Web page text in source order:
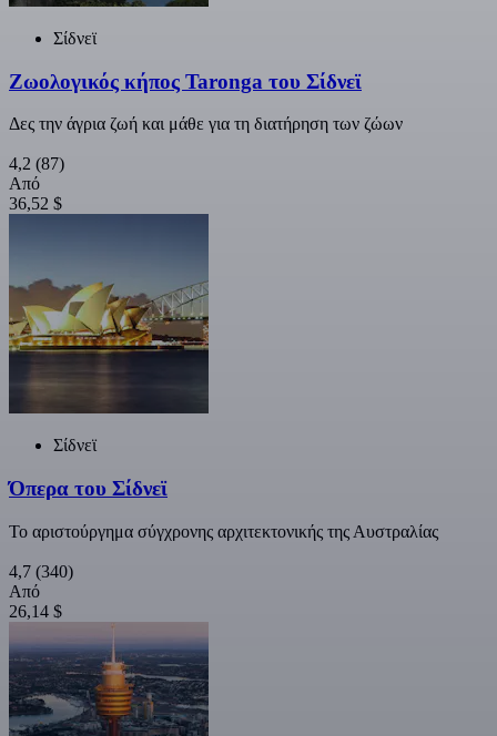
Σίδνεϊ
Ζωολογικός κήπος Taronga του Σίδνεϊ
Δες την άγρια ζωή και μάθε για τη διατήρηση των ζώων
4,2 (87)
Από
36,52 $
Σίδνεϊ
Όπερα του Σίδνεϊ
Το αριστούργημα σύγχρονης αρχιτεκτονικής της Αυστραλίας
4,7 (340)
Από
26,14 $